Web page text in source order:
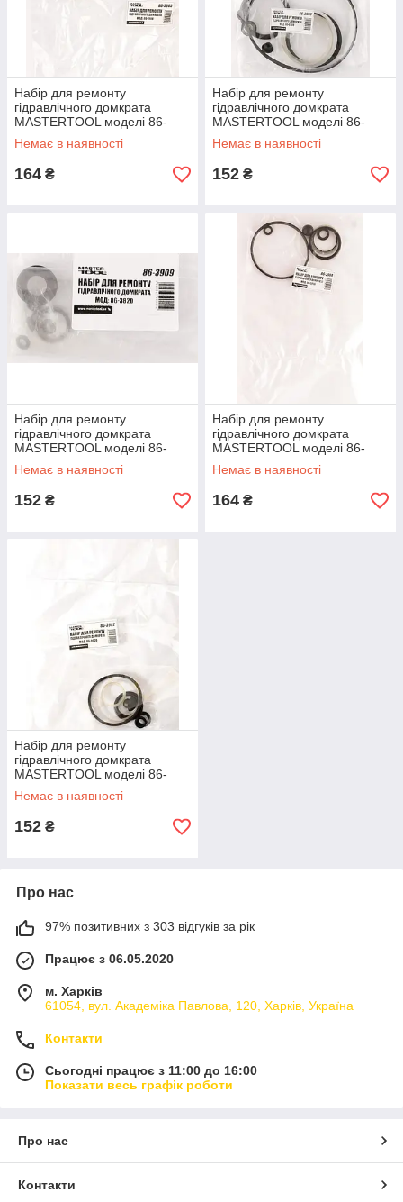
Набір для ремонту
гідравлічного домкрата
MASTERTOOL моделі 86-
0100 86-3905
Немає в наявності
164 ₴
Набір для ремонту
гідравлічного домкрата
MASTERTOOL моделі 86-
0300 86-3908
Немає в наявності
152 ₴
Набір для ремонту
гідравлічного домкрата
MASTERTOOL моделі 86-
3820 86-3909
Немає в наявності
152 ₴
Набір для ремонту
гідравлічного домкрата
MASTERTOOL моделі 86-
0050 86-3904
Немає в наявності
164 ₴
Набір для ремонту
гідравлічного домкрата
MASTERTOOL моделі 86-
0020 86-3902
Немає в наявності
152 ₴
Про нас
97% позитивних з 303 відгуків за рік
Працює з 06.05.2020
м. Харків
61054, вул. Академіка Павлова, 120, Харків, Україна
Контакти
Сьогодні працює з 11:00 до 16:00
Показати весь графік роботи
Про нас
Контакти